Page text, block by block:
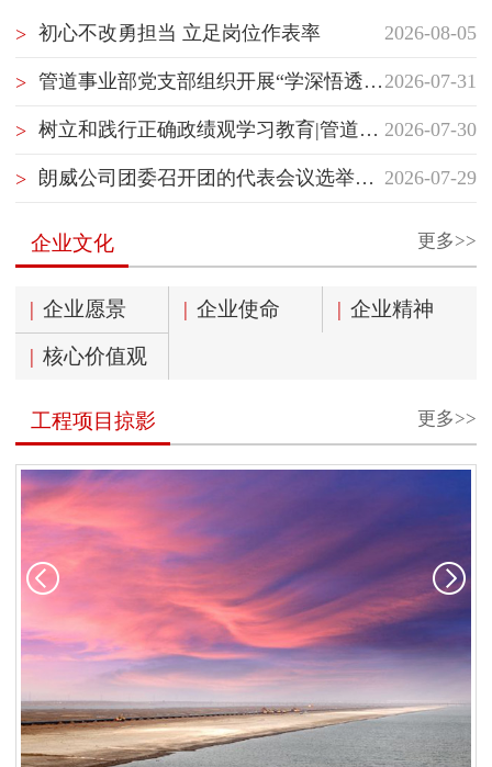
2026-08-05
> 初心不改勇担当 立足岗位作表率
2026-07-31
> 管道事业部党支部组织开展“学深悟透国企党建精神”主题党日活动
2026-07-30
> 树立和践行正确政绩观学习教育|管道事业部党支部开展“树立和践行正确政绩观”专题党课学习
2026-07-29
> 朗威公司团委召开团的代表会议选举团的代表
更多>>
企业文化
| 企业愿景 | 企业使命 | 企业精神
| 核心价值观
更多>>
工程项目掠影